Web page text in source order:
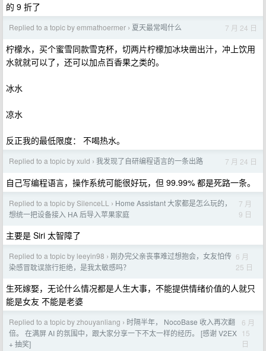
的 9 折了
Replied to a topic by emmathoermer › 夏天最常喝什么 7 月 24 日
柠檬水，买个蜜雪同款雪克杯，切两片柠檬加冰块凿出汁，冲上饮用
水就就可以了，还可以加点百香果之类的。
冰水
凉水
反正我的最低限度： 不喝热水。
Replied to a topic by xuld › 我发现了自研编程语言的一条出路 7 月 24 日
自己写编程语言，操作系统可能很好玩，但 99.99% 都是死路一条。
Replied to a topic by SilenceLL › Home Assistant 大家都是怎么玩的，
想统一把设备接入 HA 后导入苹果家庭
7 月
9 日
主要是 Siri 太智障了
Replied to a topic by leeyin98 › 刚办完父亲丧事难过想抱会，女友怕传
染感冒耽误旅行拒绝，是我太敏感吗？
6 月
25 日
生死嫁娶，无论什么情况都是人生大事，不能提供情绪价值的人就只
能是女友 不能是老婆
Replied to a topic by zhouyanliang › 时隔半年， NocoBase 收入再次翻
倍。 在满屏 AI 的氛围中，跟大家分享一下不太一样的经历。 [感谢 V2EX
+ 抽奖]
6 月
15
日